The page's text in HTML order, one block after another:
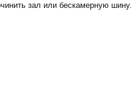
зал или бескамерную шину.